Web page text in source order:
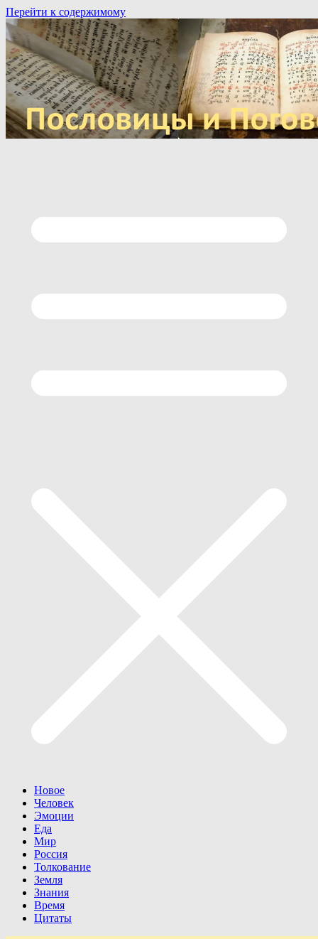
Перейти к содержимому
Новое
Человек
Эмоции
Еда
Мир
Россия
Толкование
Земля
Знания
Время
Цитаты